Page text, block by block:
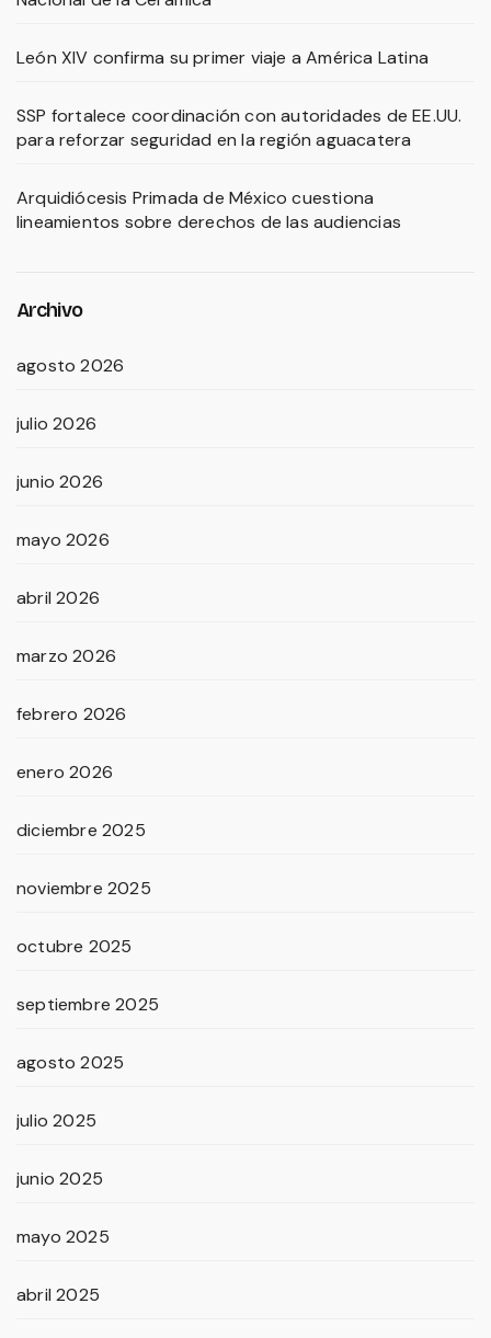
León XIV confirma su primer viaje a América Latina
SSP fortalece coordinación con autoridades de EE.UU.
para reforzar seguridad en la región aguacatera
Arquidiócesis Primada de México cuestiona
lineamientos sobre derechos de las audiencias
Archivo
agosto 2026
julio 2026
junio 2026
mayo 2026
abril 2026
marzo 2026
febrero 2026
enero 2026
diciembre 2025
noviembre 2025
octubre 2025
septiembre 2025
agosto 2025
julio 2025
junio 2025
mayo 2025
abril 2025